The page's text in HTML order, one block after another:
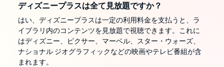
ディズニープラスは全て見放題ですか？
はい、ディズニープラスは一定の利用料金を支払うと、ラ
イブラリ内のコンテンツを見放題で視聴できます。これに
はディズニー、ピクサー、マーベル、スター・ウォーズ、
ナショナル ジオグラフィックなどの映画やテレビ番組が含
まれます。